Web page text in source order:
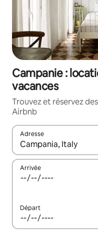
Campanie :
vacances
Trouvez et réservez
Airbnb
Adresse
Lorsque les résultats
Arrivée
Départ